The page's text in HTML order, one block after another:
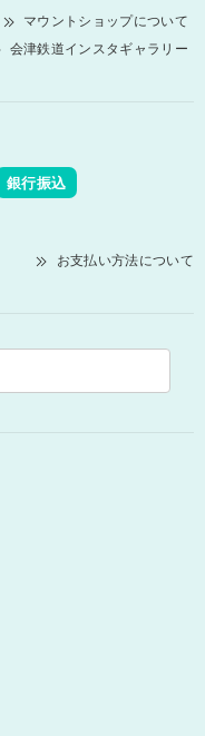
マウントショップについて
会津鉄道インスタギャラリー
銀行振込
お支払い方法について